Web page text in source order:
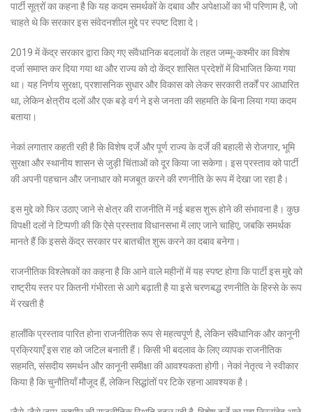
पार्टी सूत्रों का कहना है कि यह कदम समर्थकों के दबाव और अपेक्षाओं का भी परिणाम है, जो
चाहते थे कि सरकार इस संवेदनशील मुद्दे पर स्पष्ट दिशा दे।
2019 में केंद्र सरकार द्वारा किए गए संवैधानिक बदलावों के तहत जम्मू-कश्मीर का विशेष
दर्जा समाप्त कर दिया गया था और राज्य को दो केंद्र शासित प्रदेशों में विभाजित किया गया
था। यह निर्णय सुरक्षा, प्रशासनिक सुधार और विकास को लेकर सरकारी तर्कों पर आधारित
था, लेकिन क्षेत्रीय दलों और एक बड़े वर्ग ने इसे जनता की सहमति के बिना लिया गया कदम
बताया।
नेकां लगातार कहती रही है कि विशेष दर्जे और पूर्ण राज्य के दर्जे की बहाली से रोजगार, भूमि
सुरक्षा और स्थानीय शासन से जुड़ी चिंताओं को दूर किया जा सकेगा। इस प्रस्ताव को पार्टी
की अपनी पहचान और जनाधार को मजबूत करने की रणनीति के रूप में देखा जा रहा है।
इस मुद्दे को फिर उठाए जाने से क्षेत्र की राजनीति में नई बहस शुरू होने की संभावना है। कुछ
विपक्षी दलों ने टिप्पणी की कि ऐसे प्रस्ताव विधानसभा में लाए जाने चाहिए, जबकि समर्थक
मानते हैं कि इससे केंद्र सरकार पर बातचीत शुरू करने का दबाव बनेगा।
राजनीतिक विश्लेषकों का कहना है कि आने वाले महीनों में यह स्पष्ट होगा कि पार्टी इस मुद्दे को
राष्ट्रीय स्तर पर कितनी गंभीरता से आगे बढ़ाती है या इसे चरणबद्ध रणनीति के हिस्से के रूप
में रखती है
हालाँकि प्रस्ताव पारित होना राजनीतिक रूप से महत्वपूर्ण है, लेकिन संवैधानिक और कानूनी
प्रक्रियाएँ इस राह को जटिल बनाती हैं। किसी भी बदलाव के लिए व्यापक राजनीतिक
सहमति, संसदीय समर्थन और कानूनी समीक्षा की आवश्यकता होगी। नेकां नेतृत्व ने स्वीकार
किया है कि चुनौतियाँ मौजूद हैं, लेकिन सिद्धांतों पर टिके रहना आवश्यक है।